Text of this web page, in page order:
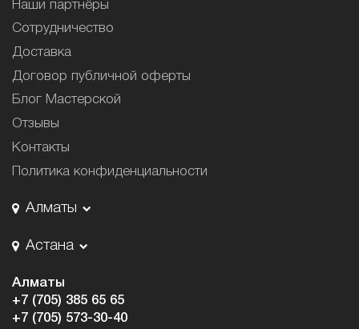
Наши партнёры
Сотрудничество
Доставка
Договор публичной оферты
Блог Мастерской
Отзывы
Контакты
Политика конфиденциальности
Алматы
Астана
Алматы
+7 (705) 385 65 65
+7 (705) 573-30-40